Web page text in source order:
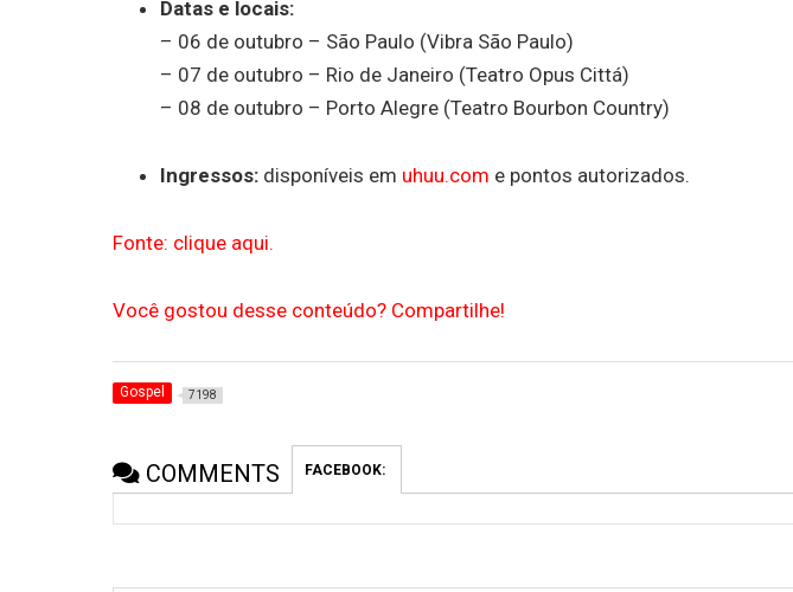
Datas e locais:
– 06 de outubro – São Paulo (Vibra São Paulo)
– 07 de outubro – Rio de Janeiro (Teatro Opus Cittá)
– 08 de outubro – Porto Alegre (Teatro Bourbon Country)
Ingressos: disponíveis em uhuu.com e pontos autorizados.
Fonte: clique aqui.
Você gostou desse conteúdo? Compartilhe!
Gospel 7198
COMMENTS FACEBOOK: